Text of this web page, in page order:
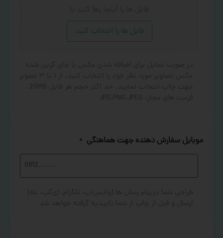
فایل ها را انتخاب کنید
موبایل سفارش دهنده جهت هماهنگی *